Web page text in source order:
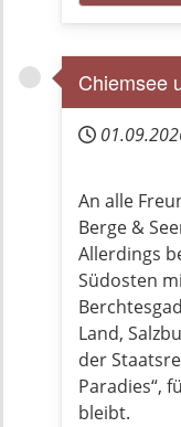
Chiemsee
An alle
Berge &
Allerdings
Südosten
Land,
der
Paradies“,
bleibt.